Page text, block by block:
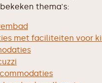
thema's:
met faciliteiten voor